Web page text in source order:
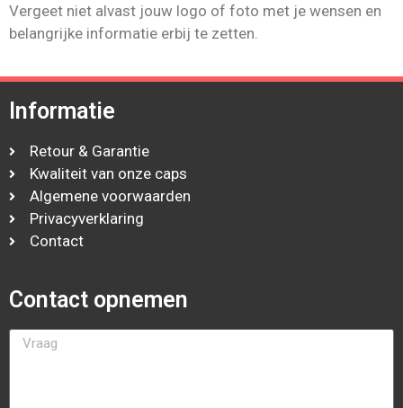
Vergeet niet alvast jouw logo of foto met je wensen en
belangrijke informatie erbij te zetten.
Informatie
Retour & Garantie
Kwaliteit van onze caps
Algemene voorwaarden
Privacyverklaring
Contact
Contact opnemen